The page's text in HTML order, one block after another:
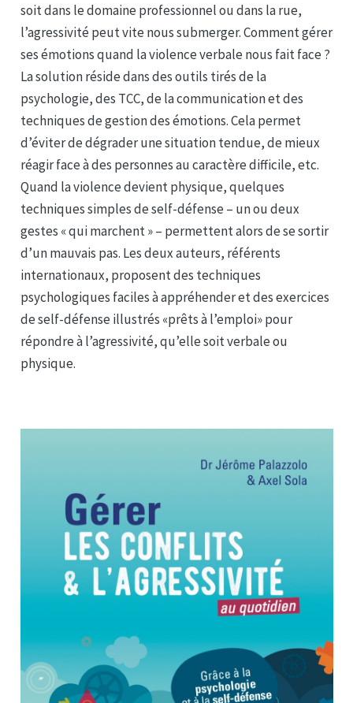
soit dans le domaine professionnel ou dans la rue,
l’agressivité peut vite nous submerger. Comment gérer
ses émotions quand la violence verbale nous fait face ?
La solution réside dans des outils tirés de la
psychologie, des TCC, de la communication et des
techniques de gestion des émotions. Cela permet
d’éviter de dégrader une situation tendue, de mieux
réagir face à des personnes au caractère difficile, etc.
Quand la violence devient physique, quelques
techniques simples de self-défense – un ou deux
gestes « qui marchent » – permettent alors de se sortir
d’un mauvais pas. Les deux auteurs, référents
internationaux, proposent des techniques
psychologiques faciles à appréhender et des exercices
de self-défense illustrés «prêts à l’emploi» pour
répondre à l’agressivité, qu’elle soit verbale ou
physique.